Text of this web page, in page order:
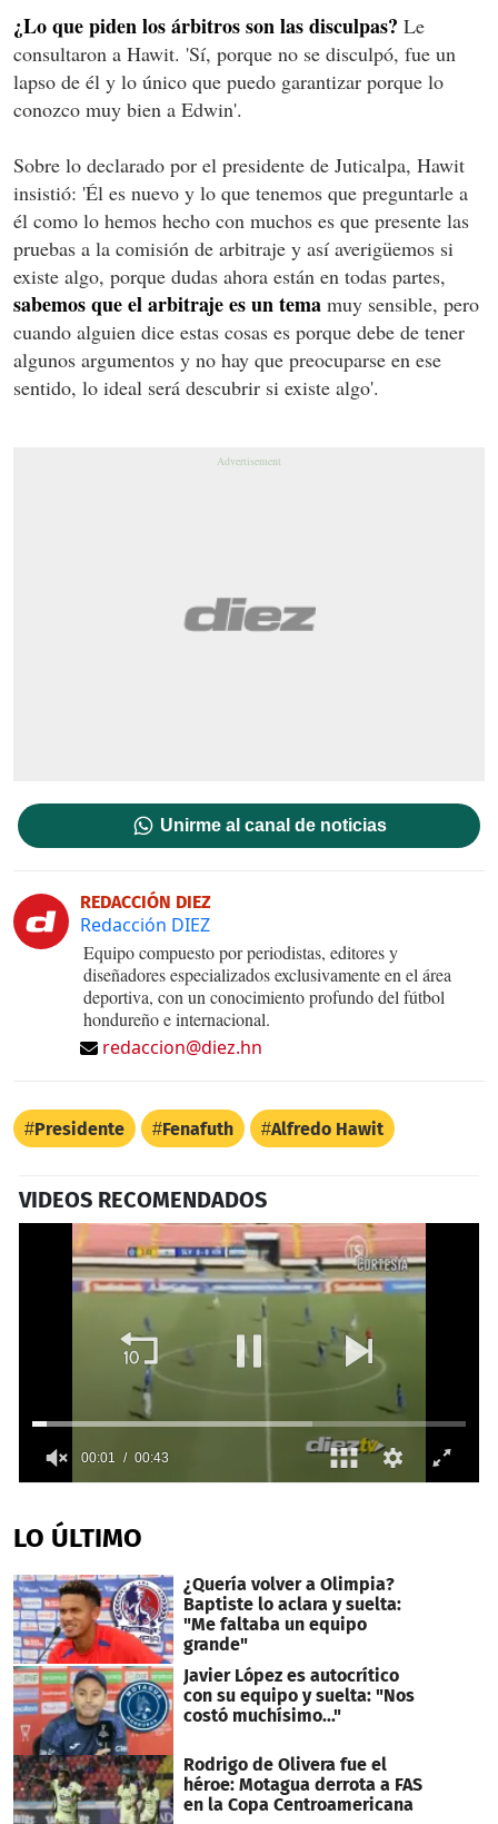
¿Lo que piden los árbitros son las disculpas? Le
consultaron a Hawit. 'Sí, porque no se disculpó, fue un
lapso de él y lo único que puedo garantizar porque lo
conozco muy bien a Edwin'.
Sobre lo declarado por el presidente de Juticalpa, Hawit
insistió: 'Él es nuevo y lo que tenemos que preguntarle a
él como lo hemos hecho con muchos es que presente las
pruebas a la comisión de arbitraje y así averigüemos si
existe algo, porque dudas ahora están en todas partes,
sabemos que el arbitraje es un tema muy sensible, pero
cuando alguien dice estas cosas es porque debe de tener
algunos argumentos y no hay que preocuparse en ese
sentido, lo ideal será descubrir si existe algo'.
Unirme al canal de noticias
REDACCIÓN DIEZ
Redacción DIEZ
Equipo compuesto por periodistas, editores y
diseñadores especializados exclusivamente en el área
deportiva, con un conocimiento profundo del fútbol
hondureño e internacional.
redaccion@diez.hn
Presidente Fenafuth Alfredo Hawit
VIDEOS RECOMENDADOS
of
43
LO ÚLTIMO
¿Quería volver a Olimpia?
Baptiste lo aclara y suelta:
"Me faltaba un equipo
grande"
Javier López es autocrítico
con su equipo y suelta: "Nos
costó muchísimo..."
Rodrigo de Olivera fue el
héroe: Motagua derrota a FAS
en la Copa Centroamericana